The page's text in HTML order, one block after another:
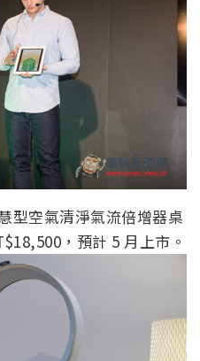
型空氣清淨氣流倍增器桌
，預計 5 月上市。